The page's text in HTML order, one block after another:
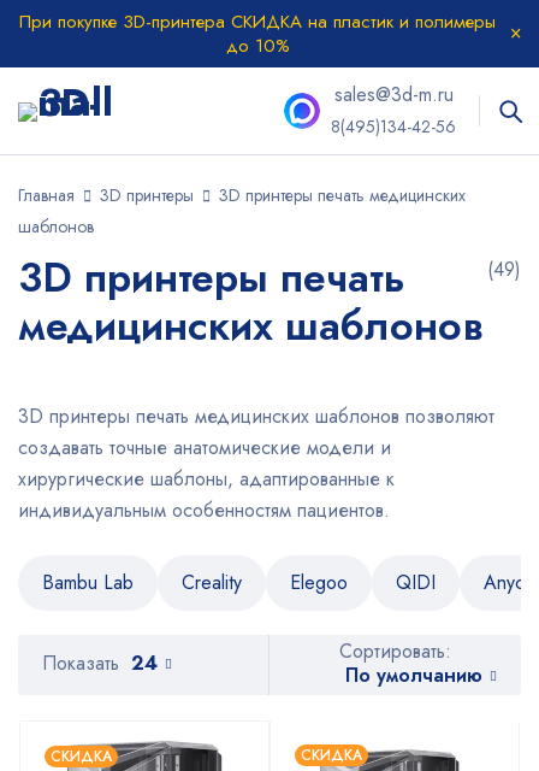
При покупке 3D-принтера СКИДКА на пластик и полимеры
до 10%
sales@3d-m.ru
8(495)134-42-56
Главная 3D принтеры
3D принтеры печать медицинских
шаблонов
3D принтеры печать
медицинских шаблонов
(49)
3D принтеры печать медицинских шаблонов позволяют
создавать точные анатомические модели и
хирургические шаблоны, адаптированные к
индивидуальным особенностям пациентов.
Bambu Lab Creality Elegoo QIDI
Сортировать:
По умолчанию
Показать 24
СКИДКА
СКИДКА